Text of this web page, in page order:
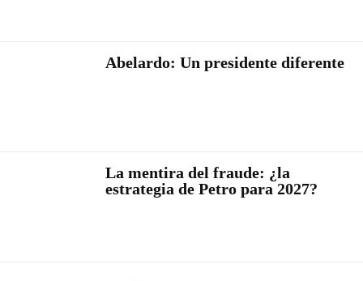
Abelardo: Un presidente diferente
La mentira del fraude: ¿la
estrategia de Petro para 2027?